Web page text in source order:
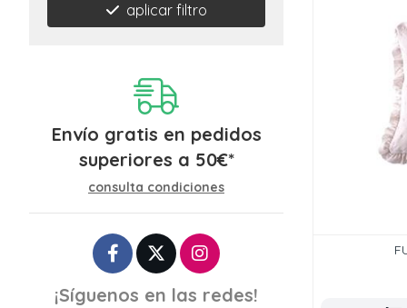
aplicar filtro
Envío gratis en pedidos
superiores a 50€*
consulta condiciones
¡Síguenos en las redes!